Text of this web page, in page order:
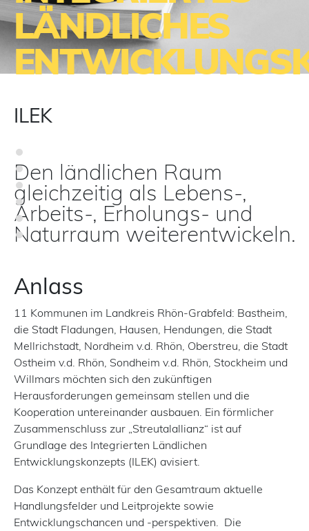
LÄNDLICHES
ILEK
Den ländlichen Raum
gleichzeitig als Lebens-,
Arbeits-, Erholungs- und
Naturraum weiterentwickeln.
Anlass
11 Kommunen im Landkreis Rhön-Grabfeld: Bastheim,
die Stadt Fladungen, Hausen, Hendungen, die Stadt
Mellrichstadt, Nordheim v.d. Rhön, Oberstreu, die Stadt
Ostheim v.d. Rhön, Sondheim v.d. Rhön, Stockheim und
Willmars möchten sich den zukünftigen
Herausforderungen gemeinsam stellen und die
Kooperation unter­einander ausbauen. Ein förmlicher
Zusammenschluss zur „Streutalallianz“ ist auf
Grundlage des Integrierten Ländlichen
Entwicklungskonzepts (ILEK) avisiert.
Das Konzept enthält für den Gesamtraum aktuelle
Handlungsfelder und Leitprojekte sowie
Entwicklungschancen und -perspektiven. Die